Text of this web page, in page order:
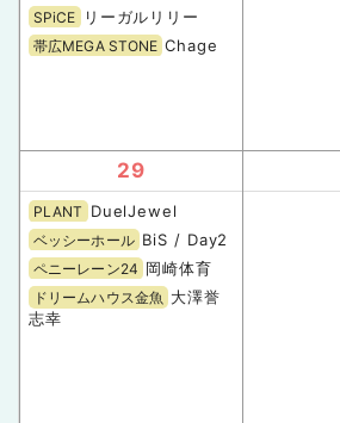
SPiCE リーガルリリー
帯広MEGA STONE Chage
29
PLANT DuelJewel
ベッシーホール BiS / Day2
ペニーレーン24 岡崎体育
ドリームハウス金魚 大澤誉
志幸